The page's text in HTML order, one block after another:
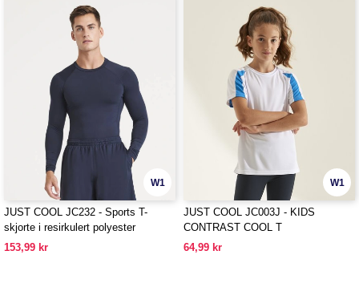
W1
JUST COOL JC232 - Sports T-
skjorte i resirkulert polyester
153,99 kr
W1
JUST COOL JC003J - KIDS
CONTRAST COOL T
64,99 kr